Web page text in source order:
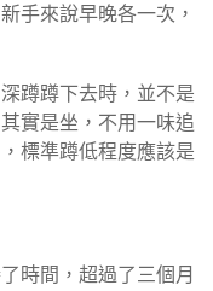
手來說早晚各一次，
蹲蹲下去時，並不是
實是坐，不用一味追
標準蹲低程度應該是
時間，超過了三個月